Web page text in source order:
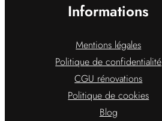
Informations
Mentions légales
Politique de confidentialité
CGU rénovations
Politique de cookies
Blog